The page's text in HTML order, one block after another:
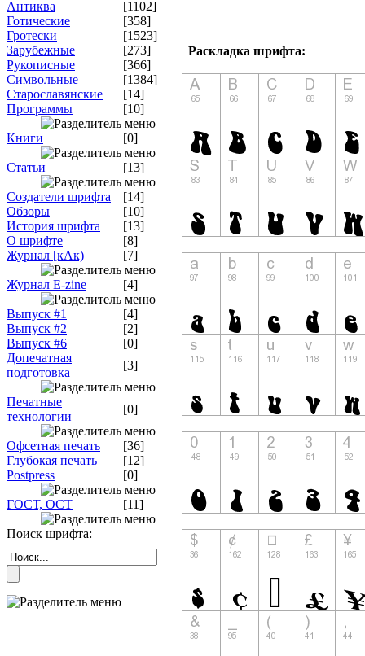
Антиква
[1102]
Готические
[358]
Гротески
[1523]
Зарубежные
[273]
Рукописные
[366]
Символьные
[1384]
Старославянские
[14]
Программы
[10]
Книги [0]
Статьи [13]
Создатели шрифта
[14]
Обзоры
[10]
История шрифта
[13]
О шрифте
[8]
Журнал [кАк)
[7]
Журнал E-zine [4]
Выпуск #1
[4]
Выпуск #2
[2]
Выпуск #6
[0]
Допечатная
подготовка
[3]
Печатные
технологии
[0]
Офсетная печать
[36]
Глубокая печать
[12]
Postpress
[0]
ГОСТ, ОСТ [11]
Поиск шрифта:
Раскладка шрифта: